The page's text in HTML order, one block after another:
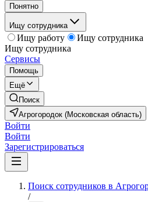
Понятно
Ищу сотрудника
Ищу работу
Ищу сотрудника
Ищу сотрудника
Сервисы
Помощь
Ещё
Поиск
Агрогородок (Московская область)
Войти
Войти
Зарегистрироваться
Поиск сотрудников в
/